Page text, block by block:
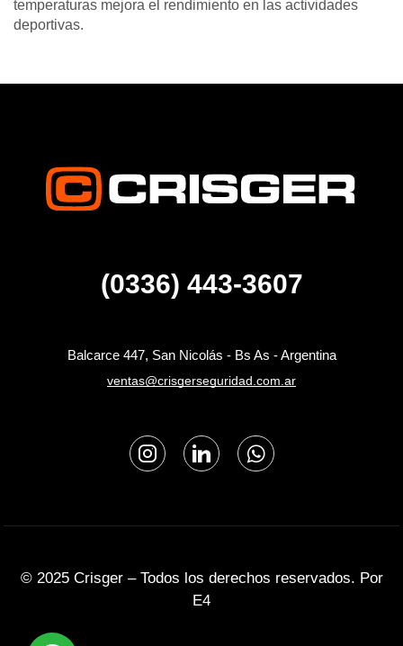
temperaturas mejora el rendimiento en las actividades
deportivas.
(0336) 443-3607
Balcarce 447, San Nicolás - Bs As - Argentina
ventas@crisgerseguridad.com.ar
© 2025 Crisger – Todos los derechos reservados. Por
E4